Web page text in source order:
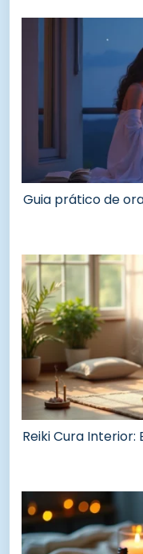
Guia prático de
Reiki Cura